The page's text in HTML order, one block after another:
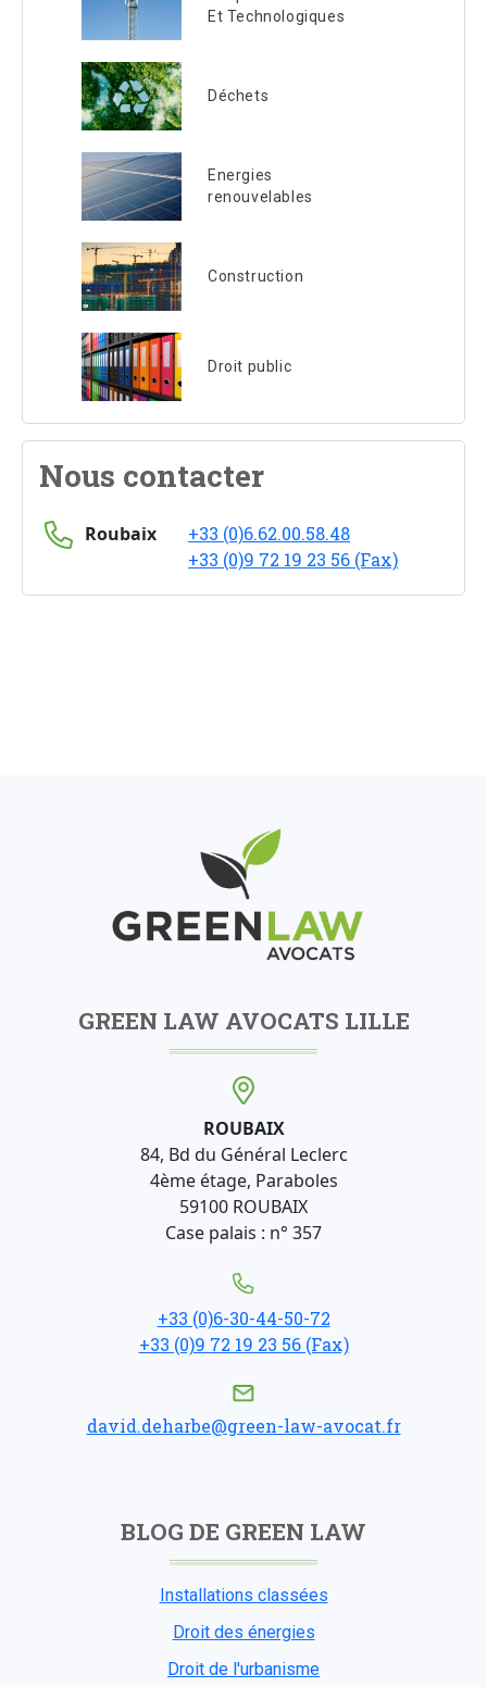
Et Technologiques
Déchets
Energies
renouvelables
Construction
Droit public
Nous contacter
Roubaix
+33 (0)6.62.00.58.48
+33 (0)9 72 19 23 56 (Fax)
GREEN LAW AVOCATS LILLE
ROUBAIX
84, Bd du Général Leclerc
4ème étage, Paraboles
59100 ROUBAIX
Case palais : n° 357
+33 (0)6-30-44-50-72
+33 (0)9 72 19 23 56 (Fax)
david.deharbe@green-law-avocat.fr
BLOG DE GREEN LAW
Installations classées
Droit des énergies
Droit de l'urbanisme